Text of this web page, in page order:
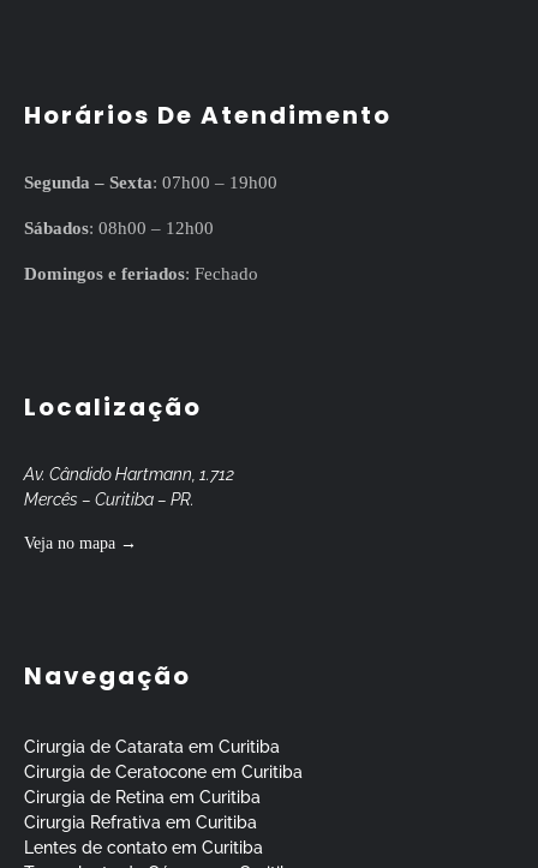
Horários De Atendimento
Segunda – Sexta: 07h00 – 19h00
Sábados: 08h00 – 12h00
Domingos e feriados: Fechado
Localização
Av. Cândido Hartmann, 1.712
Mercês – Curitiba – PR.
Veja no mapa →
Navegação
Cirurgia de Catarata em Curitiba
Cirurgia de Ceratocone em Curitiba
Cirurgia de Retina em Curitiba
Cirurgia Refrativa em Curitiba
Lentes de contato em Curitiba